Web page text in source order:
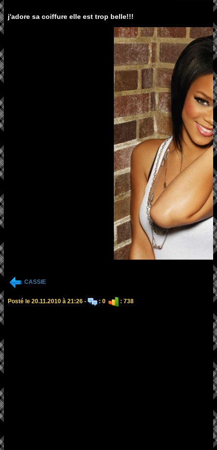
j'adore sa coiffure elle est trop belle!!!
CASSIE
Posté le 20.11.2010 à 21:26 - : 0 : 738